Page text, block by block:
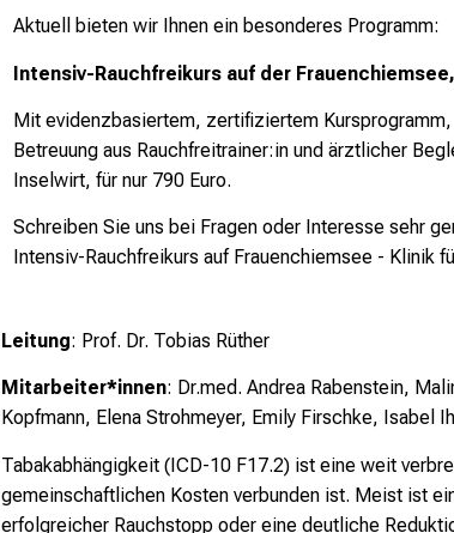
Aktuell bieten wir Ihnen ein besonderes Programm:
Intensiv-Rauchfreikurs auf der
Mit evidenzbasiertem, zertifiziertem
Betreuung aus Rauchfreitrainer:in und ärztlicher
Inselwirt, für nur 790 Euro.
Schreiben Sie uns bei Fragen oder Interesse sehr
Intensiv-Rauchfreikurs auf Frauenchiemsee - Klinik
Leitung: Prof. Dr. Tobias Rüther
Mitarbeiter*innen: Dr.med. Andrea Rabenstein,
Kopfmann, Elena Strohmeyer, Emily Firschke, Isabel
Tabakabhängigkeit (ICD-10 F17.2) ist eine weit
gemeinschaftlichen Kosten verbunden ist. Meist ist
erfolgreicher Rauchstopp oder eine deutliche